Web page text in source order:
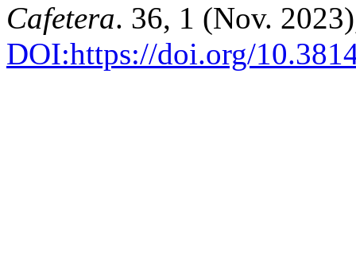
Cafetera. 36, 1 (Nov.
DOI:https://doi.org/